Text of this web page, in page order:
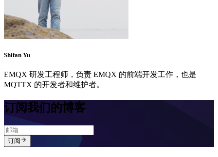
Shifan Yu
EMQX 研发工程师，负责 EMQX 的前端开发工作，也是
MQTTX 的开发者和维护者。
订阅我们的博客
订阅